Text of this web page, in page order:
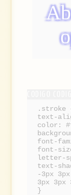
.stroke
text-
color:
font-
font-
letter-
text-
-3px
3px 3px
}